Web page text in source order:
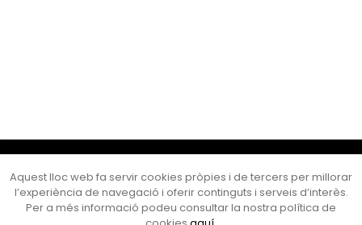
Cultura Mataró
Ajuntament de Mataró
C. de Sant Josep, 9 (Mataró, 08302)
Horari d'obertura: dilluns, dimecres i divendres de 10 a 13 h.
Aquest lloc web fa servir cookies pròpies i de tercers per millorar
l’experiència de navegació i oferir continguts i serveis d’interès.
Per a més informació podeu consultar la nostra política de